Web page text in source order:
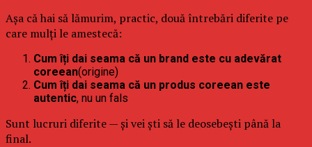
Așa că hai să lămurim, practic, două întrebări diferite pe
care mulți le amestecă:
Cum îți dai seama că un brand este cu adevărat
coreean(origine)
Cum îți dai seama că un produs coreean este
autentic, nu un fals
Sunt lucruri diferite — și vei ști să le deosebești până la
final.